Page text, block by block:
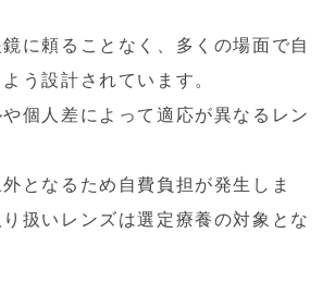
に頼ることなく、多くの場面で自
う設計されています。
個人差によって適応が異なるレン
となるため自費負担が発生しま
扱いレンズは選定療養の対象とな